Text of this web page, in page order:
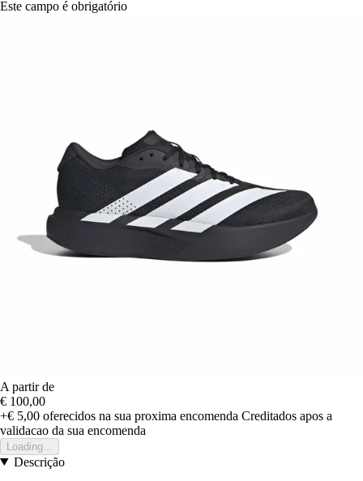
Este campo é obrigatório
A partir de
€ 100,00
+€ 5,00 oferecidos na sua proxima encomenda Creditados apos a
validacao da sua encomenda
Loading...
Descrição